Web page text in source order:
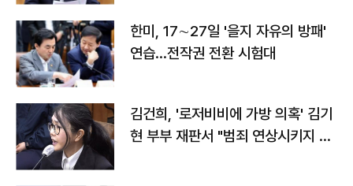
한미, 17∼27일 '을지 자유의 방패'
연습…전작권 전환 시험대
김건희, '로저비비에 가방 의혹' 김기
현 부부 재판서 "범죄 연상시키지 말